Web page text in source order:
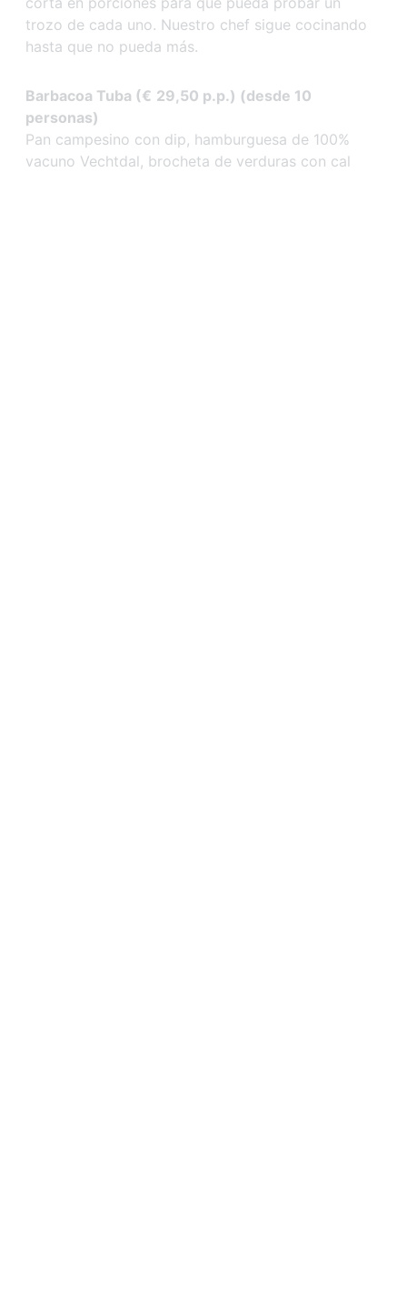
trozo de cada uno. Nuestro chef sigue cocinando
hasta que no pueda más.
Barbacoa Tuba (€ 29,50 p.p.) (desde 10
personas)
Pan campesino con dip, hamburguesa de 100%
vacuno Vechtdal, brocheta de verduras con cal